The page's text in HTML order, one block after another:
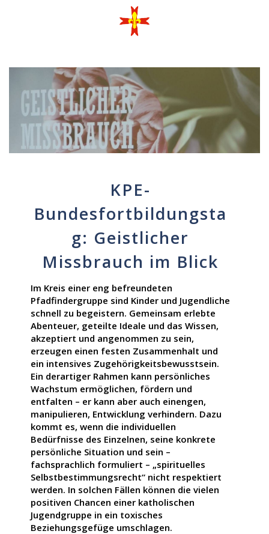
KPE-
Bundesfortbildungsta
g: Geistlicher
Missbrauch im Blick
Im Kreis einer eng befreundeten
Pfadfindergruppe sind Kinder und Jugendliche
schnell zu begeistern. Gemeinsam erlebte
Abenteuer, geteilte Ideale und das Wissen,
akzeptiert und angenommen zu sein,
erzeugen einen festen Zusammenhalt und
ein intensives Zugehörigkeitsbewusstsein.
Ein derartiger Rahmen kann persönliches
Wachstum ermöglichen, fördern und
entfalten – er kann aber auch einengen,
manipulieren, Entwicklung verhindern. Dazu
kommt es, wenn die individuellen
Bedürfnisse des Einzelnen, seine konkrete
persönliche Situation und sein –
fachsprachlich formuliert – „spirituelles
Selbstbestimmungsrecht“ nicht respektiert
werden. In solchen Fällen können die vielen
positiven Chancen einer katholischen
Jugendgruppe in ein toxisches
Beziehungsgefüge umschlagen.